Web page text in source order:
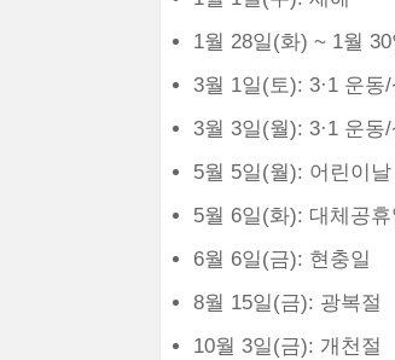
1월 28일(화) ~ 1월
3월 1일(토): 3·1 운동/
3월 3일(월): 3·1 운동
5월 5일(월): 어린이
5월 6일(화): 대체공휴
6월 6일(금): 현충일
8월 15일(금): 광복절
10월 3일(금): 개천절